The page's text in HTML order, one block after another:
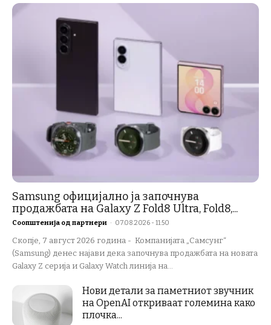
Samsung официјално ја започнува
продажбата на Galaxy Z Fold8 Ultra, Fold8,...
Соопштенија од партнери - 07.08.2026 - 11:50
Скопје, 7 август 2026 година - Компанијата „Самсунг“
(Samsung) денес најави дека започнува продажбата на новата
Galaxy Z серија и Galaxy Watch линија на...
Нови детали за паметниот звучник
на OpenAI откриваат големина како
плочка...